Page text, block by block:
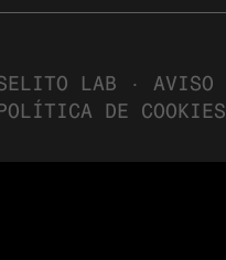
LAB · AVISO
POLÍTICA DE COOKIES